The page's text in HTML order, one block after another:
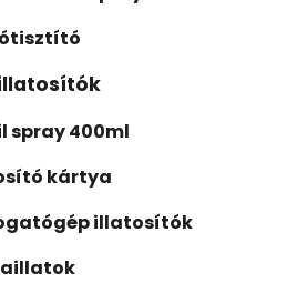
spray 400ml
kártya
illatosítók